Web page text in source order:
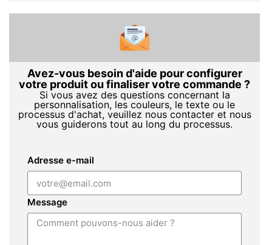
Avez-vous besoin d'aide pour configurer
votre produit ou finaliser votre commande ?
Si vous avez des questions concernant la
personnalisation, les couleurs, le texte ou le
processus d'achat, veuillez nous contacter et nous
vous guiderons tout au long du processus.
Adresse e-mail
Message